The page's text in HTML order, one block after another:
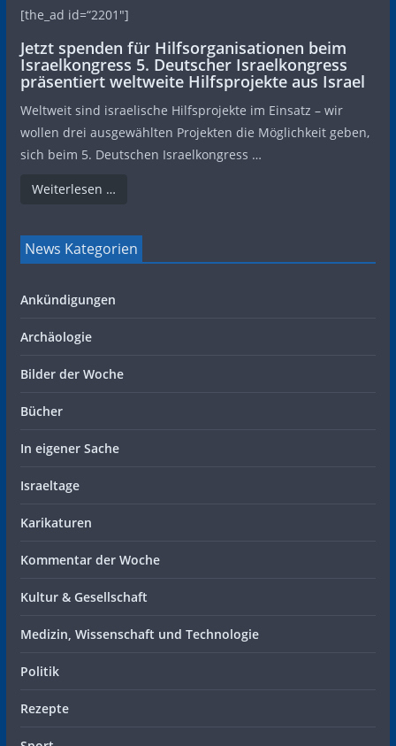
[the_ad id=“2201″]
Jetzt spenden für Hilfsorganisationen beim
Israelkongress 5. Deutscher Israelkongress
präsentiert weltweite Hilfsprojekte aus Israel
Weltweit sind israelische Hilfsprojekte im Einsatz – wir
wollen drei ausgewählten Projekten die Möglichkeit geben,
sich beim 5. Deutschen Israelkongress …
Weiterlesen …
News Kategorien
Ankündigungen
Archäologie
Bilder der Woche
Bücher
In eigener Sache
Israeltage
Karikaturen
Kommentar der Woche
Kultur & Gesellschaft
Medizin, Wissenschaft und Technologie
Politik
Rezepte